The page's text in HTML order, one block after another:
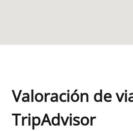
Valoración de
TripAdvisor